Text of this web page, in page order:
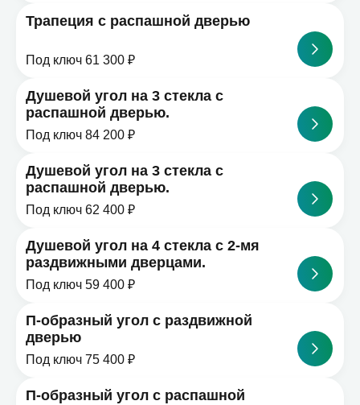
Трапеция с распашной дверью
Под ключ 61 300 ₽
Душевой угол на 3 стекла с
распашной дверью.
Под ключ 84 200 ₽
Душевой угол на 3 стекла с
распашной дверью.
Под ключ 62 400 ₽
Душевой угол на 4 стекла с 2-мя
раздвижными дверцами.
Под ключ 59 400 ₽
П-образный угол с раздвижной
дверью
Под ключ 75 400 ₽
П-образный угол с распашной